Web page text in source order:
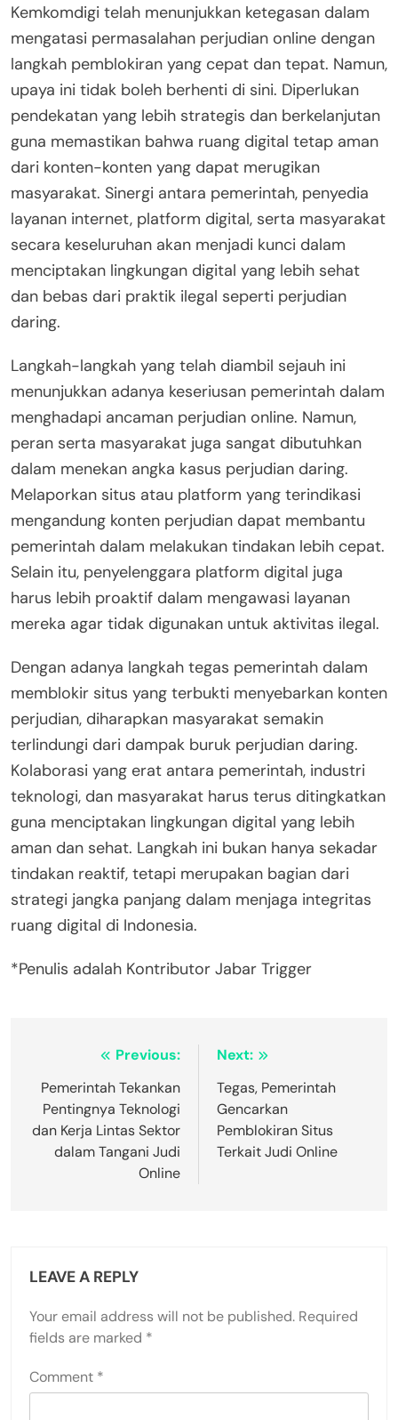
Kemkomdigi telah menunjukkan ketegasan dalam
mengatasi permasalahan perjudian online dengan
langkah pemblokiran yang cepat dan tepat. Namun,
upaya ini tidak boleh berhenti di sini. Diperlukan
pendekatan yang lebih strategis dan berkelanjutan
guna memastikan bahwa ruang digital tetap aman
dari konten-konten yang dapat merugikan
masyarakat. Sinergi antara pemerintah, penyedia
layanan internet, platform digital, serta masyarakat
secara keseluruhan akan menjadi kunci dalam
menciptakan lingkungan digital yang lebih sehat
dan bebas dari praktik ilegal seperti perjudian
daring.
Langkah-langkah yang telah diambil sejauh ini
menunjukkan adanya keseriusan pemerintah dalam
menghadapi ancaman perjudian online. Namun,
peran serta masyarakat juga sangat dibutuhkan
dalam menekan angka kasus perjudian daring.
Melaporkan situs atau platform yang terindikasi
mengandung konten perjudian dapat membantu
pemerintah dalam melakukan tindakan lebih cepat.
Selain itu, penyelenggara platform digital juga
harus lebih proaktif dalam mengawasi layanan
mereka agar tidak digunakan untuk aktivitas ilegal.
Dengan adanya langkah tegas pemerintah dalam
memblokir situs yang terbukti menyebarkan konten
perjudian, diharapkan masyarakat semakin
terlindungi dari dampak buruk perjudian daring.
Kolaborasi yang erat antara pemerintah, industri
teknologi, dan masyarakat harus terus ditingkatkan
guna menciptakan lingkungan digital yang lebih
aman dan sehat. Langkah ini bukan hanya sekadar
tindakan reaktif, tetapi merupakan bagian dari
strategi jangka panjang dalam menjaga integritas
ruang digital di Indonesia.
*Penulis adalah Kontributor Jabar Trigger
navigation
Previous:
Pemerintah Tekankan
Pentingnya Teknologi
dan Kerja Lintas Sektor
dalam Tangani Judi
Online
Next:
Tegas, Pemerintah
Gencarkan
Pemblokiran Situs
Terkait Judi Online
LEAVE A REPLY
Your email address will not be published. Required
fields are marked *
Comment *